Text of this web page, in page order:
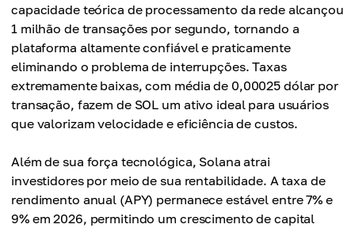
capacidade teórica de processamento da rede alcançou
1 milhão de transações por segundo, tornando a
plataforma altamente confiável e praticamente
eliminando o problema de interrupções. Taxas
extremamente baixas, com média de 0,00025 dólar por
transação, fazem de SOL um ativo ideal para usuários
que valorizam velocidade e eficiência de custos.
Além de sua força tecnológica, Solana atrai
investidores por meio de sua rentabilidade. A taxa de
rendimento anual (APY) permanece estável entre 7% e
9% em 2026, permitindo um crescimento de capital